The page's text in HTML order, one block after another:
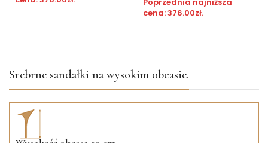
cena:376.00zł.
Srebrne sandałki na wysokim obcasie.